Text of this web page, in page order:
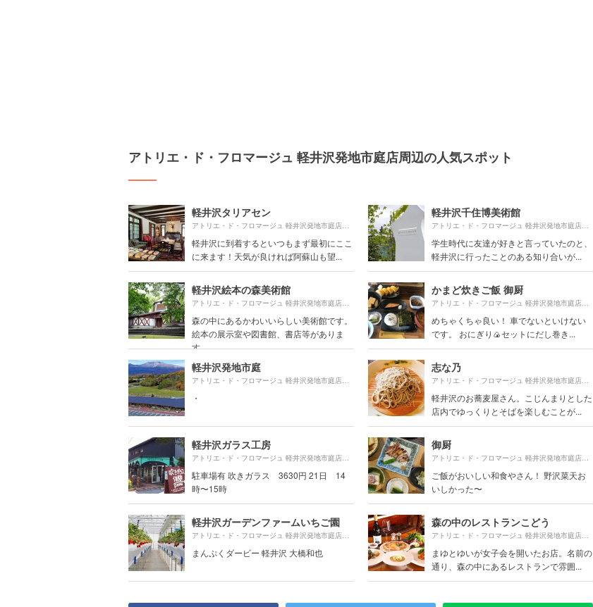
アトリエ・ド・フロマージュ 軽井沢発地市庭店周辺の人気スポット
軽井沢タリアセン
アトリエ・ド・フロマージュ 軽井沢発地市庭店より約 1040m（徒歩18分）
軽井沢に到着するといつもまず最初にここ
に来ます！天気が良ければ阿蘇山も望...
軽井沢千住博美術館
アトリエ・ド・フロマージュ 軽井沢発地市庭店より約
学生時代に友達が好きと言っていたのと、
軽井沢に行ったことのある知り合いが...
軽井沢絵本の森美術館
アトリエ・ド・フロマージュ 軽井沢発地市庭店より約 900m（徒歩16分）
森の中にあるかわいいらしい美術館です。
絵本の展示室や図書館、書店等がありま
す。
かまど炊きご飯 御厨
アトリエ・ド・フロマージュ 軽井沢発地市庭店より約
めちゃくちゃ良い！ 車でないといけない
です。 おにぎり🍙セットにだし巻き...
軽井沢発地市庭
アトリエ・ド・フロマージュ 軽井沢発地市庭店より約 80m（徒歩2分）
・
志な乃
アトリエ・ド・フロマージュ 軽井沢発地市庭店より約
軽井沢のお蕎麦屋さん。こじんまりとした
店内でゆっくりとそばを楽しむことが...
軽井沢ガラス工房
アトリエ・ド・フロマージュ 軽井沢発地市庭店より約 1900m（徒歩32分）
駐車場有 吹きガラス 3630円 21日 14
時〜15時
御厨
アトリエ・ド・フロマージュ 軽井沢発地市庭店より約
ご飯がおいしい和食やさん！ 野沢菜天お
いしかった〜
軽井沢ガーデンファームいちご園
アトリエ・ド・フロマージュ 軽井沢発地市庭店より約 1150m（徒歩20分）
まんぷくダービー 軽井沢 大橋和也
森の中のレストランこどう
アトリエ・ド・フロマージュ 軽井沢発地市庭店より約
まゆとゆいが女子会を開いたお店。名前の
通り、森の中にあるレストランで雰囲...